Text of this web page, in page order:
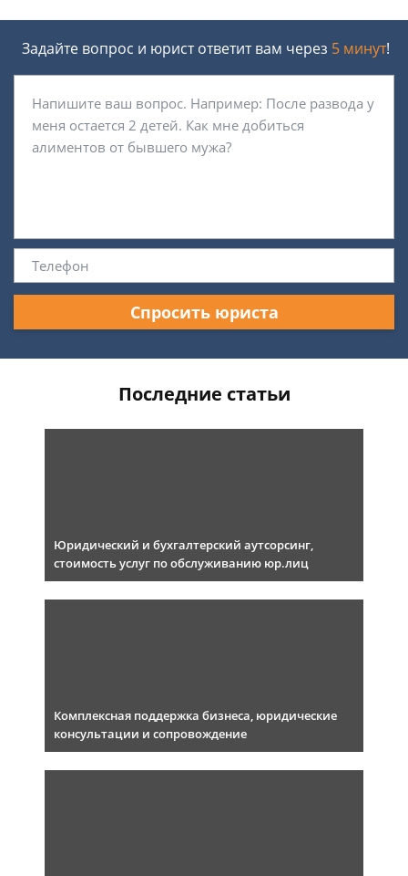
Задайте вопрос и юрист ответит вам через 5 минут!
Спросить юриста
Последние статьи
Юридический и бухгалтерский аутсорсинг,
стоимость услуг по обслуживанию юр.лиц
Комплексная поддержка бизнеса, юридические
консультации и сопровождение